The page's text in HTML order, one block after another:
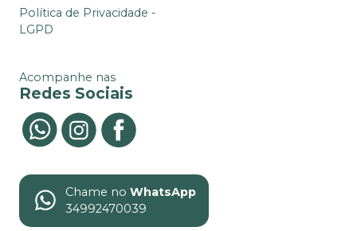
Política de Privacidade -
LGPD
Acompanhe nas
Redes Sociais
Chame no WhatsApp
34992470039